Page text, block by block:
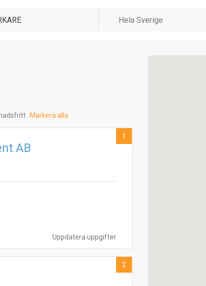
Markera alla
Uppdatera uppgifter
AB
1
2